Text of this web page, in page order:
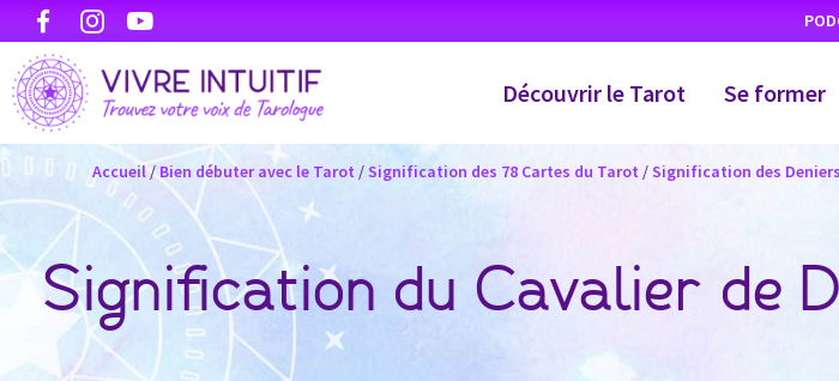
Découvrir le Tarot Se former
Accueil/Bien débuter avec le Tarot /Signification des 78 Cartes du Tarot/Signification des
Signification du Cavalier de